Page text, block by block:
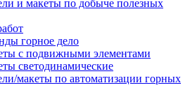
и макеты по добыче полезных
горное дело
с подвижными элементами
светодинамические
макеты по автоматизации горных